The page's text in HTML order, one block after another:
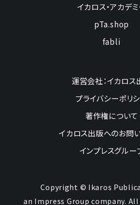
イカロス・アカデ
pTa.shop
fabli
運営会社：イカロス
プライバシーポリ
著作権について
イカロス出版へのお問
インプレスグルー
Copyright © Ikaros
an Impress Group company.